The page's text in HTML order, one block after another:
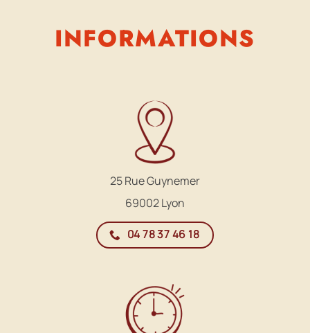
INFORMATIONS
25 Rue Guynemer
69002 Lyon
04 78 37 46 18